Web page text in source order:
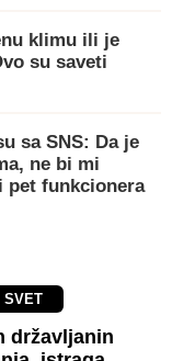
klimu ili je
su saveti
sa SNS: Da je
ne bi mi
pet funkcionera
SVET
državljanin